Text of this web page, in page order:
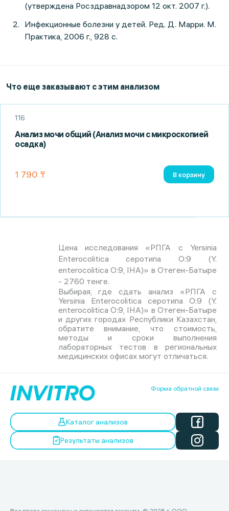
(утверждена Росздравнадзором 12 окт. 2007 г.).
Инфекционные болезни у детей. Ред. Д. Марри. М.
Практика, 2006 г., 928 с.
Что еще заказывают с этим анализом
116
Анализ мочи общий (Анализ мочи с микроскопией
осадка)
1 790 ₸ В корзину
Цена исследования «РПГА с Yersinia
Enterocolitica серотипа О:9 (Y.
enterocolitica O:9, IHA)» в Отеген-Батыре
- 2760 тенге.
Выбирая, где сдать анализ «РПГА с
Yersinia Enterocolitica серотипа О:9 (Y.
enterocolitica O:9, IHA)» в Отеген-Батыре
и других городах Республики Казахстан,
обратите внимание, что стоимость,
методы и сроки выполнения
лабораторных тестов в региональных
медицинских офисах могут отличаться.
Форма обратной связи
Каталог анализов
Результаты анализов